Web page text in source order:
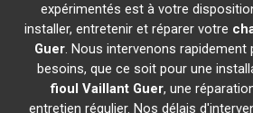
expérimentés est à votre
installer, entretenir et réparer votre
Guer. Nous intervenons rapidement
besoins, que ce soit pour une
fioul Vaillant Guer, une
entretien régulier. Nos délais